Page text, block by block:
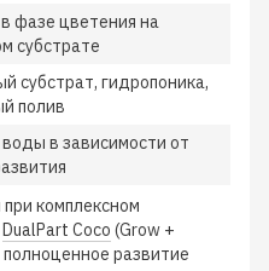
фазе цветения на
субстрате
субстрат, гидропоника,
полив
в зависимости от
комплексном
DualPart Coco (Grow +
развитие